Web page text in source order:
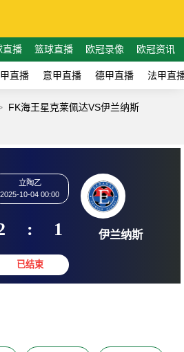
直播 篮球直播 欧冠录像 欧冠资讯
直播 意甲直播 德甲直播 法甲直
FK海王星克莱佩达VS伊兰纳斯
立陶乙
2025-10-04 00:00
2 : 1 伊兰